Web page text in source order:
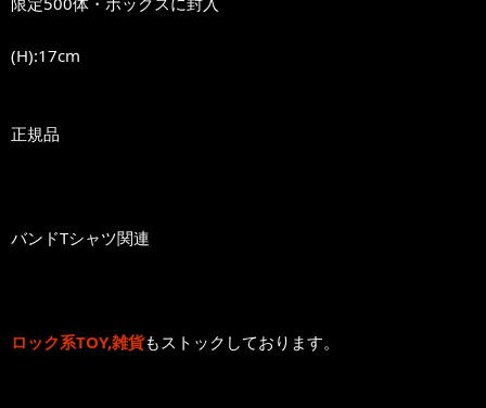
(H):17cm
正規品
バンドTシャツ関連
ロック系TOY,雑貨もストックしております。